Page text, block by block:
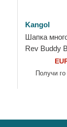
Kangol
Шапка
Rev Buddy
Получи го